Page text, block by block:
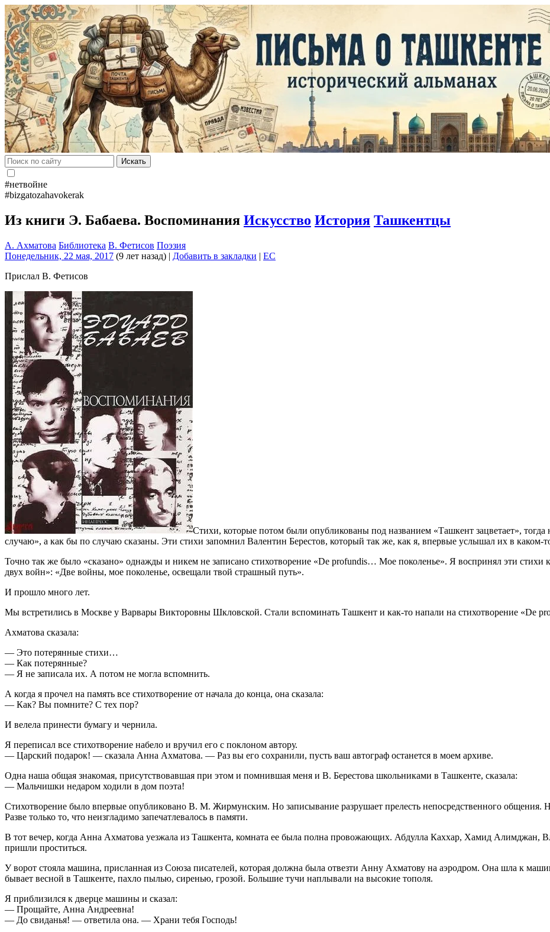
Искать
#нетвойне
#bizgatozahavokerak
Из книги Э. Бабаева. Воспоминания Искусство История Ташкентцы
А. Ахматова Библиотека В. Фетисов Поэзия
Понедельник, 22 мая, 2017 (9 лет назад) | Добавить в закладки | EC
Прислал В. Фетисов
Стихи, которые потом были опубликованы под названием «Ташкент зацветает»,
случаю», а как бы по случаю сказаны. Эти стихи запомнил Валентин Берестов, который так же, как я, впервые услышал их в каком-
Точно так же было «сказано» однажды и никем не записано стихотворение «De profundis… Мое поколенье». Я воспринял эти
двух войн»: «Две войны, мое поколенье, освещали твой страшный путь».
И прошло много лет.
Мы встретились в Москве у Варвары Викторовны Шкловской. Стали вспоминать Ташкент и как-то напали на стихотворение «De
Ахматова сказала:
— Это потерянные стихи…
— Как потерянные?
— Я не записала их. А потом не могла вспомнить.
А когда я прочел на память все стихотворение от начала до конца, она сказала:
— Как? Вы помните? С тех пор?
И велела принести бумагу и чернила.
Я переписал все стихотворение набело и вручил его с поклоном автору.
— Царский подарок! — сказала Анна Ахматова. — Раз вы его сохранили, пусть ваш автограф останется в моем архиве.
Одна наша общая знакомая, присутствовавшая при этом и помнившая меня и В. Берестова школьниками в Ташкенте, сказала:
— Мальчишки недаром ходили в дом поэта!
Стихотворение было впервые опубликовано В. М. Жирмунским. Но записывание разрушает прелесть непосредственного общения.
Разве только то, что неизгладимо запечатлевалось в памяти.
В тот вечер, когда Анна Ахматова уезжала из Ташкента, комната ее была полна провожающих. Абдулла Каххар, Хамид
пришли проститься.
У ворот стояла машина, присланная из Союза писателей, которая должна была отвезти Анну Ахматову на аэродром. Она шла к
бывает весной в Ташкенте, пахло пылью, сиренью, грозой. Большие тучи наплывали на высокие тополя.
Я приблизился к дверце машины и сказал:
— Прощайте, Анна Андреевна!
— До свиданья! — ответила она. — Храни тебя Господь!